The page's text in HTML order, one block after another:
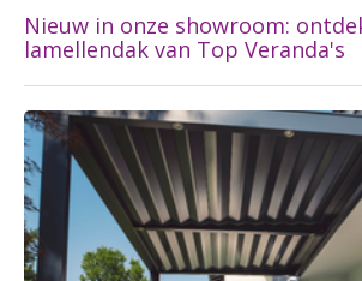
Nieuw in onze showroom:
lamellendak van Top Veranda's